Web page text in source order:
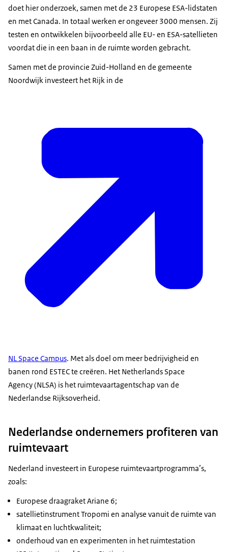
doet hier onderzoek, samen met de 23 Europese ESA-lidstaten
en met Canada. In totaal werken er ongeveer 3000 mensen. Zij
testen en ontwikkelen bijvoorbeeld alle EU- en ESA-satellieten
voordat die in een baan in de ruimte worden gebracht.
Samen met de provincie Zuid-Holland en de gemeente
Noordwijk investeert het Rijk in de
NLSpace Campus. Met als doel om meer bedrijvigheid en
banen rond ESTEC te creëren. Het Netherlands Space
Agency(NLSA) is het ruimtevaartagentschap van de
Nederlandse Rijksoverheid.
Nederlandse ondernemers profiteren van
ruimtevaart
Nederland investeert in Europese ruimtevaartprogramma’s,
zoals:
Europese draagraket Ariane 6;
satellietinstrument Tropomi en analyse vanuit de ruimte van
klimaat en luchtkwaliteit;
onderhoud van en experimenten in het ruimtestation